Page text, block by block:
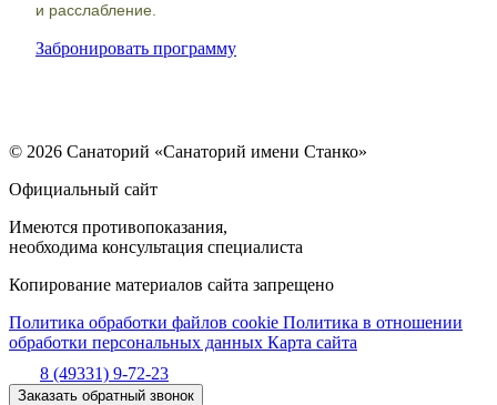
и расслабление.
Забронировать программу
© 2026 Санаторий «Санаторий имени Станко»
Официальный сайт
Имеются противопоказания,
необходима консультация специалиста
Копирование материалов сайта запрещено
Политика обработки файлов cookie Политика в отношении
обработки персональных данных Карта сайта
8 (49331) 9-72-23
Заказать обратный звонок